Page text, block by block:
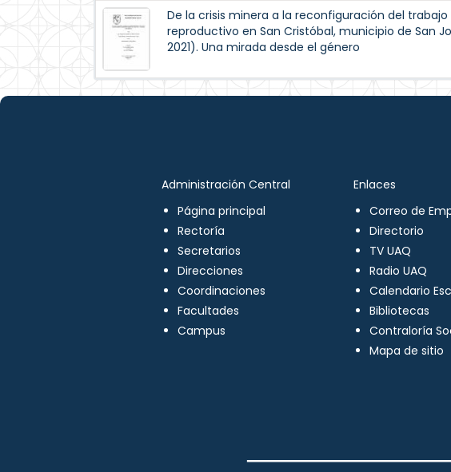
De la crisis minera a la reconfiguración del
reproductivo en San Cristóbal, municipio de San
2021). Una mirada desde el género
Administración Central
Página principal
Rectoría
Secretarios
Direcciones
Coordinaciones
Facultades
Campus
Enlaces
Correo de
Directorio
TV UAQ
Radio UAQ
Calendario
Bibliotecas
Contraloría
Mapa de sitio